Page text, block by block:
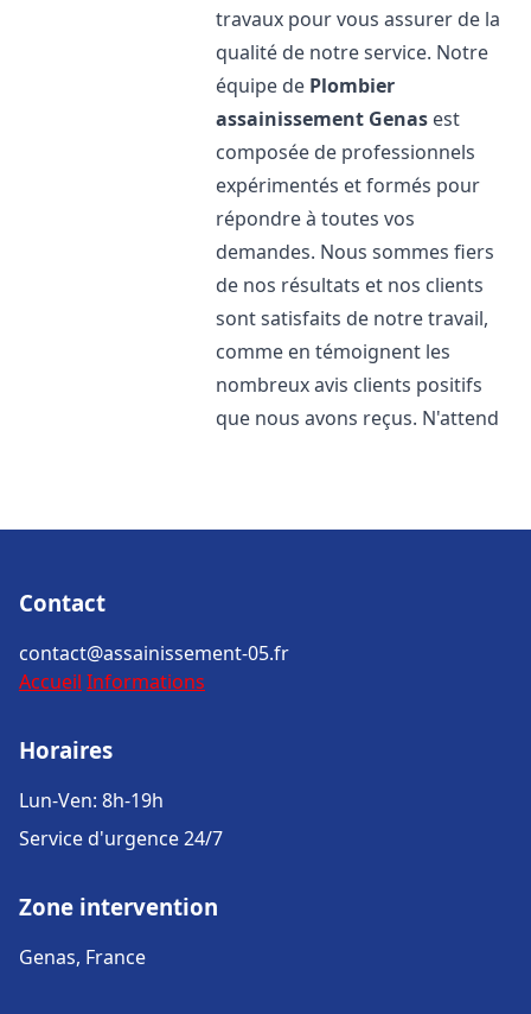
travaux pour vous assurer de la
qualité de notre service. Notre
équipe de Plombier
assainissement Genas est
composée de professionnels
expérimentés et formés pour
répondre à toutes vos
demandes. Nous sommes fiers
de nos résultats et nos clients
sont satisfaits de notre travail,
comme en témoignent les
nombreux avis clients positifs
que nous avons reçus. N'attend
Contact
contact@assainissement-05.fr
Accueil Informations
Horaires
Lun-Ven: 8h-19h
Service d'urgence 24/7
Zone intervention
Genas, France